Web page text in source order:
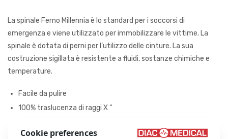
La spinale Ferno Millennia è lo standard per i soccorsi di
emergenza e viene utilizzato per immobilizzare le vittime. La
spinale è dotata di perni per l’utilizzo delle cinture. La sua
costruzione sigillata è resistente a fluidi, sostanze chimiche e
temperature.
Facile da pulire
100% traslucenza di raggi X “
Altezza: 5 cm – Peso: 5 kg
Cookie preferences